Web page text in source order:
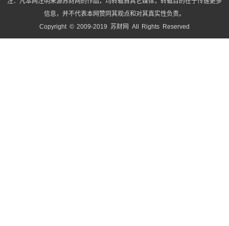
信息，并不代表本网赞同其观点和对其真实性负责。
Copyright © 2009-2019 苏财网 All Rights Reserved